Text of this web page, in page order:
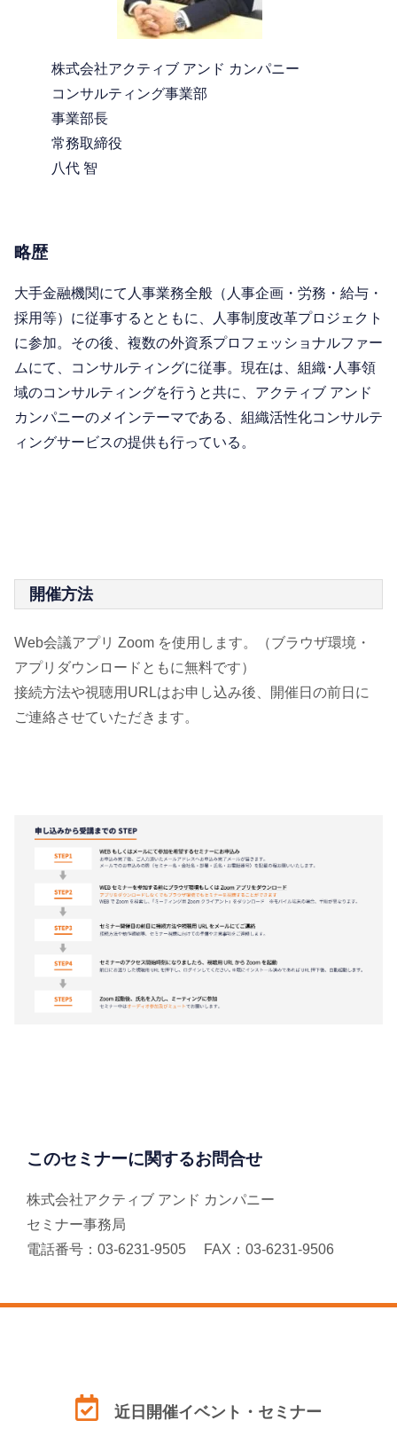
株式会社アクティブ アンド カンパニー
コンサルティング事業部
事業部長
常務取締役
八代 智
略歴
大手金融機関にて人事業務全般（人事企画・労務・給与・
採用等）に従事するとともに、人事制度改革プロジェクト
に参加。その後、複数の外資系プロフェッショナルファー
ムにて、コンサルティングに従事。現在は、組織･人事領
域のコンサルティングを行うと共に、アクティブ アンド
カンパニーのメインテーマである、組織活性化コンサルテ
ィングサービスの提供も行っている。
開催方法
Web会議アプリ Zoom を使用します。（ブラウザ環境・
アプリダウンロードともに無料です）
接続方法や視聴用URLはお申し込み後、開催日の前日に
ご連絡させていただきます。
このセミナーに関するお問合せ
株式会社アクティブ アンド カンパニー
セミナー事務局
電話番号：03-6231-9505 FAX：03-6231-9506
近日開催イベント・セミナー